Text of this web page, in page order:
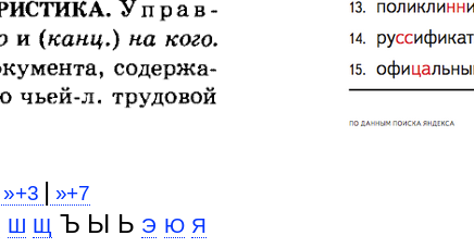
»+3 | »+7
Ш Щ Ъ Ы Ь Э Ю Я